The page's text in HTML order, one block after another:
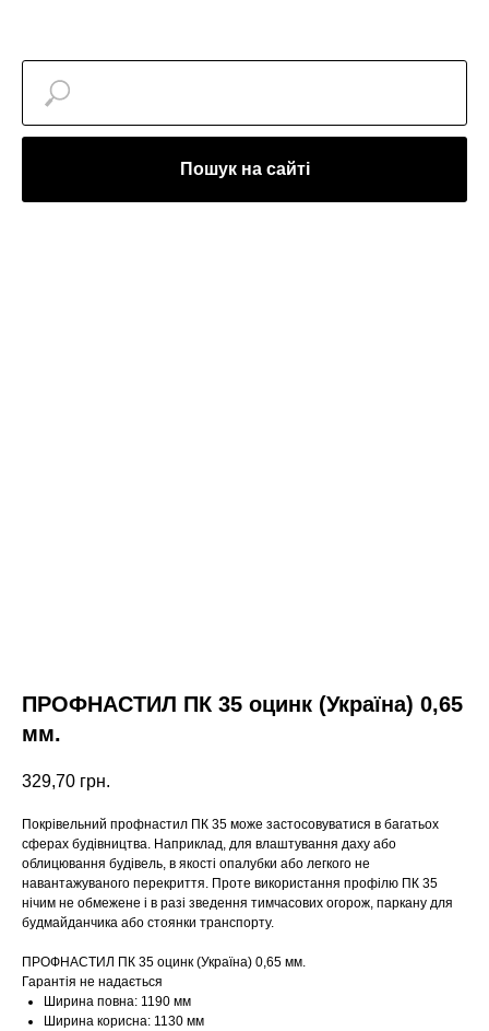
Пошук на сайті
ПРОФНАСТИЛ ПК 35 оцинк (Україна) 0,65
мм.
329,70 грн.
Покрівельний профнастил ПК 35 може застосовуватися в багатьох
сферах будівництва. Наприклад, для влаштування даху або
облицювання будівель, в якості опалубки або легкого не
навантажуваного перекриття. Проте використання профілю ПК 35
нічим не обмежене і в разі зведення тимчасових огорож, паркану для
будмайданчика або стоянки транспорту.
ПРОФНАСТИЛ ПК 35 оцинк (Україна) 0,65 мм.
Гарантія не надається
Ширина повна: 1190 мм
Ширина корисна: 1130 мм